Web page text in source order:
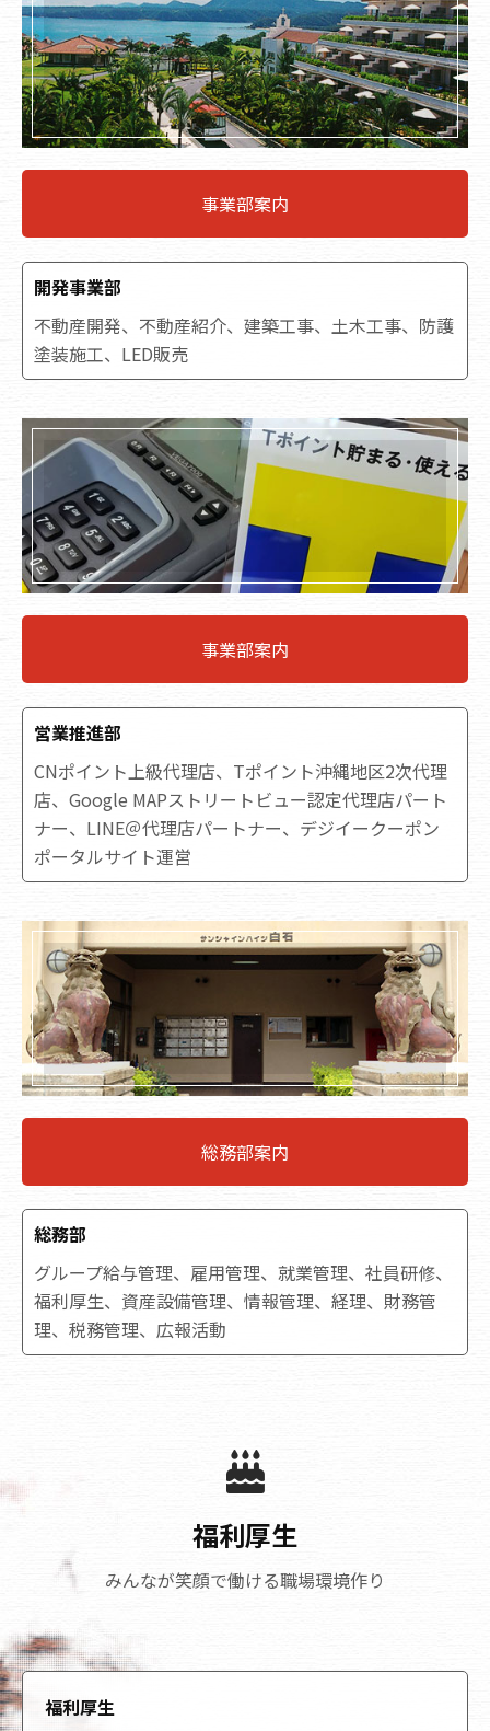
事業部案内
開発事業部
不動産開発、不動産紹介、建築工事、土木工事、防護
塗装施工、LED販売
事業部案内
営業推進部
CNポイント上級代理店、Tポイント沖縄地区2次代理
店、Google MAPストリートビュー認定代理店パート
ナー、LINE＠代理店パートナー、デジイークーポン
ポータルサイト運営
総務部案内
総務部
グループ給与管理、雇用管理、就業管理、社員研修、
福利厚生、資産設備管理、情報管理、経理、財務管
理、税務管理、広報活動
福利厚生
みんなが笑顔で働ける職場環境作り
福利厚生